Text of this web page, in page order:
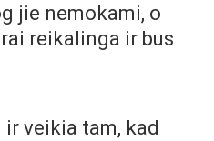
jie nemokami, o
reikalinga ir bus
veikia tam, kad